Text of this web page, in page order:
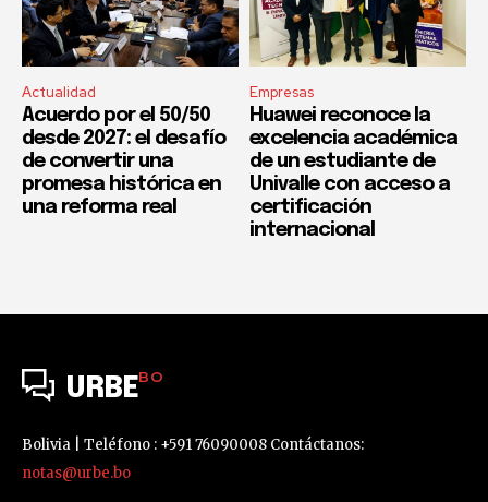
Actualidad
Acuerdo por el 50/50
desde 2027: el desafío
de convertir una
promesa histórica en
una reforma real
Empresas
Huawei reconoce la
excelencia académica
de un estudiante de
Univalle con acceso a
certificación
internacional
URBEBO
Bolivia | Teléfono : +591 76090008 Contáctanos:
notas@urbe.bo